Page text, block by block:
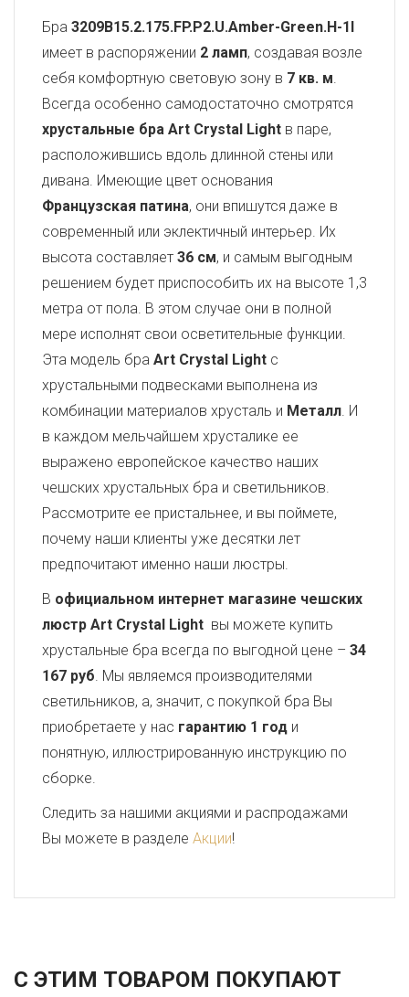
Бра 3209B15.2.175.FP.P2.U.Amber-Green.H-1I
имеет в распоряжении 2 ламп, создавая возле
себя комфортную световую зону в 7 кв. м.
Всегда особенно самодостаточно смотрятся
хрустальные бра Art Crystal Light в паре,
расположившись вдоль длинной стены или
дивана. Имеющие цвет основания
Французская патина, они впишутся даже в
современный или эклектичный интерьер. Их
высота составляет 36 см, и самым выгодным
решением будет приспособить их на высоте 1,3
метра от пола. В этом случае они в полной
мере исполнят свои осветительные функции.
Эта модель бра Art Crystal Light с
хрустальными подвесками выполнена из
комбинации материалов хрусталь и Металл. И
в каждом мельчайшем хрусталике ее
выражено европейское качество наших
чешских хрустальных бра и светильников.
Рассмотрите ее пристальнее, и вы поймете,
почему наши клиенты уже десятки лет
предпочитают именно наши люстры.
В официальном интернет магазине чешских
люстр Art Crystal Light вы можете купить
хрустальные бра всегда по выгодной цене – 34
167 руб. Мы являемся производителями
светильников, а, значит, с покупкой бра Вы
приобретаете у нас гарантию 1 год и
понятную, иллюстрированную инструкцию по
сборке.
Следить за нашими акциями и распродажами
Вы можете в разделе Акции!
С ЭТИМ ТОВАРОМ ПОКУПАЮТ